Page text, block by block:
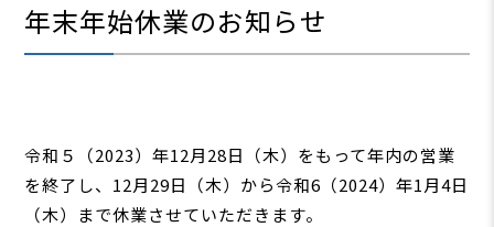
年末年始休業のお知らせ
令和５（2023）年12月28日（木）をもって年内の営業
を終了し、12月29日（木）から令和6（2024）年1月4日
（木）まで休業させていただきます。